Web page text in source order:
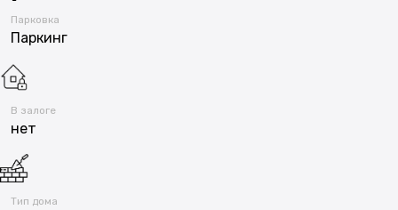
Парковка
Паркинг
В залоге
нет
Тип дома